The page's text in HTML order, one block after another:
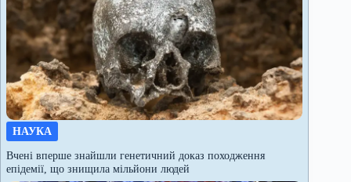
НАУКА
Вчені вперше знайшли генетичний доказ походження
епідемії, що знищила мільйони людей